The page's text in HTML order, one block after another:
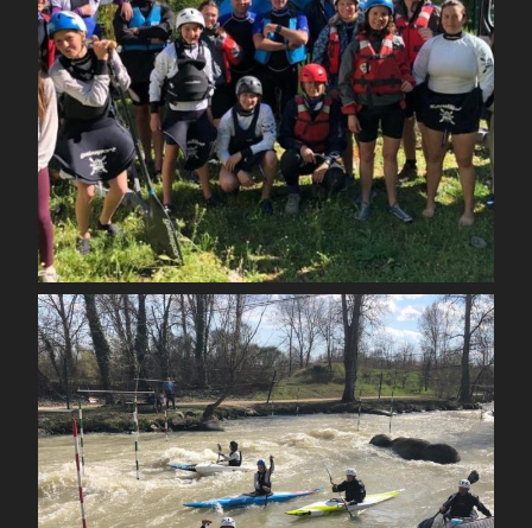
Mai 1
spcoccanoekayakduloup